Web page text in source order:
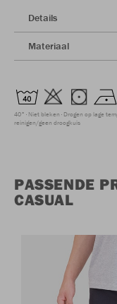
Details
Materiaal
40° Niet bleken Drogen op lage
reinigen/geen droogkuis
PASSENDE
CASUAL